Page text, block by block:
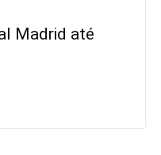
Madrid até